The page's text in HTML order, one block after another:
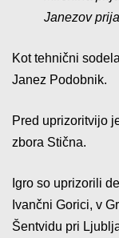
Janezov
Kot tehnični
Janez Podobnik.
Pred uprizoritvijo
zbora Stična.
Igro so uprizorili
Ivančni Gorici, v
Šentvidu pri